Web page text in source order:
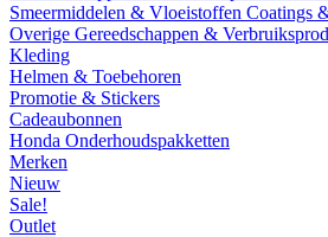
Smeermiddelen & Vloeistoffen Coatings
Overige Gereedschappen &
Kleding
Helmen & Toebehoren
Promotie & Stickers
Cadeaubonnen
Honda Onderhoudspakketten
Merken
Nieuw
Sale!
Outlet